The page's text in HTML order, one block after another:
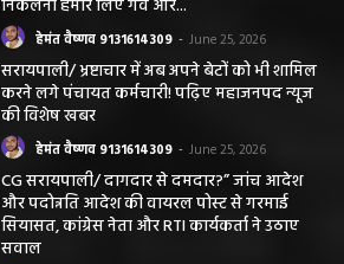
निकलना हमारे लिए गर्व और...
हेमंत वैष्णव 9131614309 - June 25, 2026
सरायपाली/ भ्रष्टाचार में अब अपने बेटों को भी शामिल
करने लगे पंचायत कर्मचारी! पढ़िए महाजनपद न्यूज
की विशेष खबर
हेमंत वैष्णव 9131614309 - June 25, 2026
CG सरायपाली/ दागदार से दमदार?” जांच आदेश
और पदोन्नति आदेश की वायरल पोस्ट से गरमाई
सियासत, कांग्रेस नेता और RTI कार्यकर्ता ने उठाए
सवाल